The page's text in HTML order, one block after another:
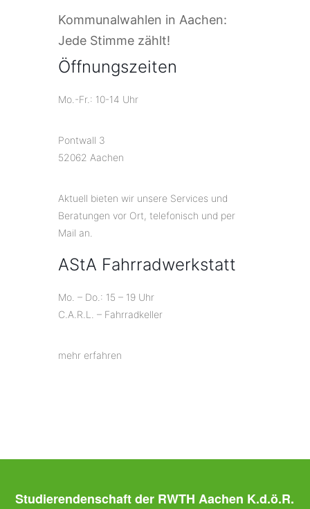
Kommunalwahlen in Aachen:
Jede Stimme zählt!
Öffnungszeiten
Mo.-Fr.: 10-14 Uhr
Pontwall 3
52062 Aachen
Aktuell bieten wir unsere Services und
Beratungen vor Ort, telefonisch und per
Mail an.
AStA Fahrradwerkstatt
Mo. – Do.: 15 – 19 Uhr
C.A.R.L. – Fahrradkeller
mehr erfahren
Studierendenschaft der RWTH Aachen K.d.ö.R.